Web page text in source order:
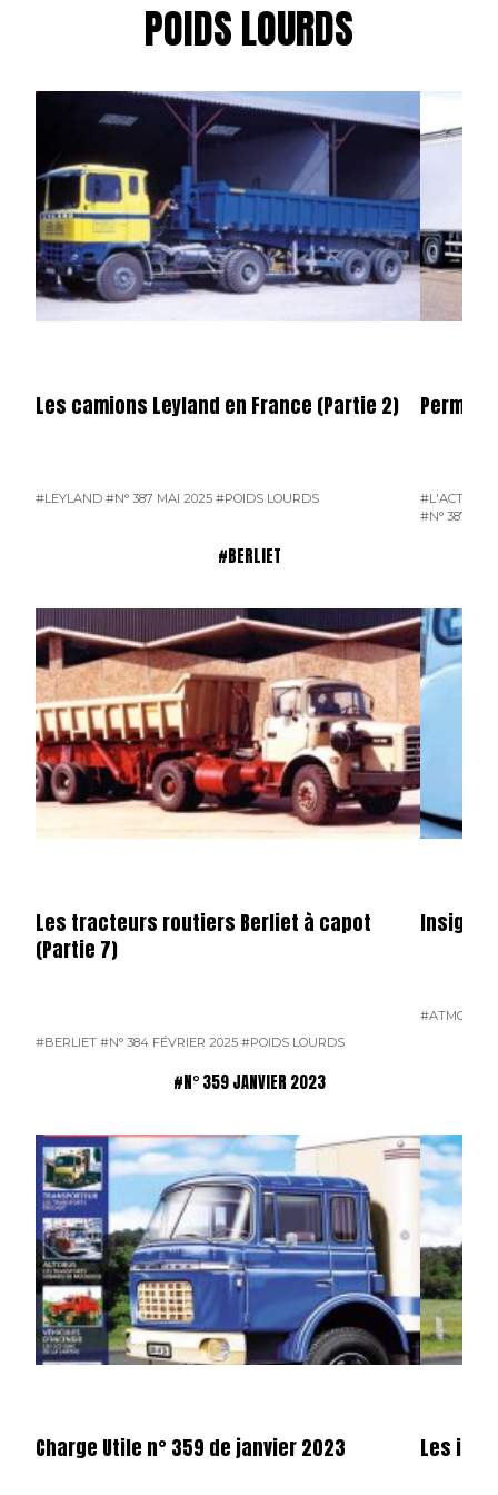
POIDS LOURDS
Les camions Leyland en France (Partie 2)
#LEYLAND #N° 387 MAI 2025 #POIDS LOURDS
Permier
#N° 387 MAI
#BERLIET
Les tracteurs routiers Berliet à capot
(Partie 7)
#BERLIET #N° 384 FÉVRIER 2025 #POIDS LOURDS
#N° 359 JANVIER 2023
Charge Utile n° 359 de janvier 2023 Les